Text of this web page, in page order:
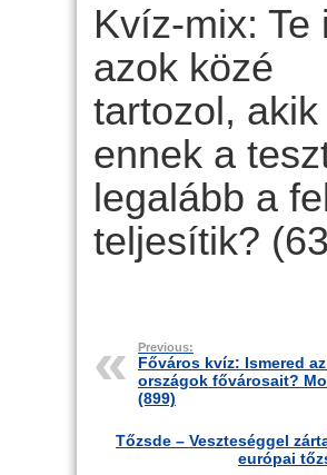
Kvíz-mix: Te
azok közé
tartozol, akik
ennek a
legalább a
teljesítik?
Previous:
Főváros kvíz: Ismered
országok fővárosait?
(899)
Tőzsde – Veszteséggel
európai